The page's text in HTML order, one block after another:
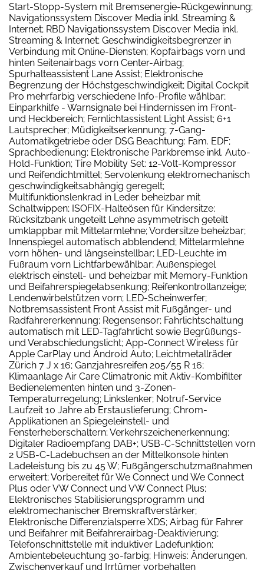
Start-Stopp-System mit Bremsenergie-Rückgewinnung;
Navigationssystem Discover Media inkl. Streaming &
Internet; RBD Navigationssystem Discover Media inkl.
Streaming & Internet; Geschwindigkeitsbegrenzer in
Verbindung mit Online-Diensten; Kopfairbags vorn und
hinten Seitenairbags vorn Center-Airbag;
Spurhalteassistent Lane Assist; Elektronische
Begrenzung der Höchstgeschwindigkeit; Digital Cockpit
Pro mehrfarbig verschiedene Info-Profile wählbar;
Einparkhilfe - Warnsignale bei Hindernissen im Front-
und Heckbereich; Fernlichtassistent Light Assist; 6+1
Lautsprecher; Müdigkeitserkennung; 7-Gang-
Automatikgetriebe oder DSG Beachtung: Fam. EDF;
Sprachbedienung; Elektronische Parkbremse inkl. Auto-
Hold-Funktion; Tire Mobility Set: 12-Volt-Kompressor
und Reifendichtmittel; Servolenkung elektromechanisch
geschwindigkeitsabhängig geregelt;
Multifunktionslenkrad in Leder beheizbar mit
Schaltwippen; ISOFIX-Halteösen für Kindersitze;
Rücksitzbank ungeteilt Lehne asymmetrisch geteilt
umklappbar mit Mittelarmlehne; Vordersitze beheizbar;
Innenspiegel automatisch abblendend; Mittelarmlehne
vorn höhen- und längseinstellbar; LED-Leuchte im
Fußraum vorn Lichtfarbewählbar; Außenspiegel
elektrisch einstell- und beheizbar mit Memory-Funktion
und Beifahrerspiegelabsenkung; Reifenkontrollanzeige;
Lendenwirbelstützen vorn; LED-Scheinwerfer;
Notbremsassistent Front Assist mit Fußgänger- und
Radfahrererkennung; Regensensor; Fahrlichtschaltung
automatisch mit LED-Tagfahrlicht sowie Begrüßungs-
und Verabschiedungslicht; App-Connect Wireless für
Apple CarPlay und Android Auto; Leichtmetallräder
Zürich 7 J x 16; Ganzjahresreifen 205/55 R 16;
Klimaanlage Air Care Climatronic mit Aktiv-Kombifilter
Bedienelementen hinten und 3-Zonen-
Temperaturregelung; Linkslenker; Notruf-Service
Laufzeit 10 Jahre ab Erstauslieferung; Chrom-
Applikationen an Spiegeleinstell- und
Fensterheberschaltern; Verkehrszeichenerkennung;
Digitaler Radioempfang DAB+; USB-C-Schnittstellen vorn
2 USB-C-Ladebuchsen an der Mittelkonsole hinten
Ladeleistung bis zu 45 W; Fußgängerschutzmaßnahmen
erweitert; Vorbereitet für We Connect und We Connect
Plus oder VW Connect und VW Connect Plus;
Elektronisches Stabilisierungsprogramm und
elektromechanischer Bremskraftverstärker;
Elektronische Differenzialsperre XDS; Airbag für Fahrer
und Beifahrer mit Beifahrerairbag-Deaktivierung;
Telefonschnittstelle mit induktiver Ladefunktion;
Ambientebeleuchtung 30-farbig; Hinweis: Änderungen,
Zwischenverkauf und Irrtümer vorbehalten